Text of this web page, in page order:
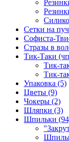
Сетки на
Софиста-
Стразы в
Тик-Таки
Тик-
Тик-
Упаковка (5)
Цветы (9)
Чокеры (2)
Шляпки (3)
Шпильки